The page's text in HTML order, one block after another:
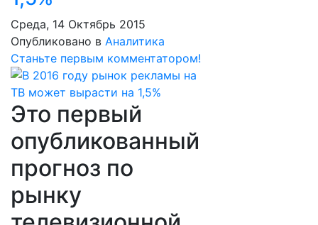
Среда, 14 Октябрь 2015
Опубликовано в Аналитика
Станьте первым комментатором!
Это первый
опубликованный
прогноз по
рынку